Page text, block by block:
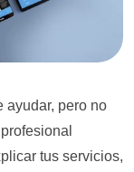
ayudar, pero no
tus servicios,